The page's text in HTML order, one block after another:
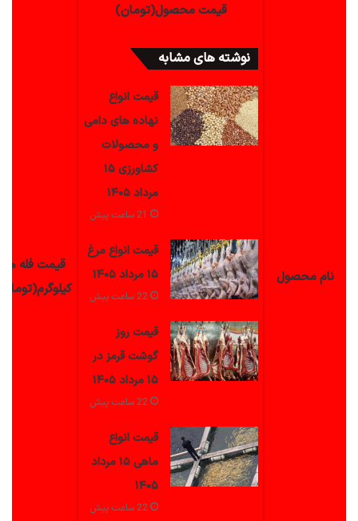
ناممحصول
قیمت محصول(تومان)
نوشته های مشابه
قیمت انواع
نهاده های دامی
و محصولات
کشاورزی ۱۵
مرداد ۱۴۰۵
21 ساعت پیش
قیمت انواع مرغ
۱۵ مرداد ۱۴۰۵
22 ساعت پیش
قیمت روز
گوشت قرمز در
۱۵ مرداد ۱۴۰۵
22 ساعت پیش
قیمت انواع
ماهی ۱۵ مرداد
۱۴۰۵
22 ساعت پیش
قیمت فله هر